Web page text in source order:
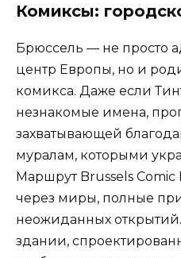
Комиксы:
Брюссель — не просто
центр Европы, но и
комикса. Даже если
незнакомые имена,
захватывающей
муралам, которыми
Маршрут Brussels
через миры, полные
неожиданных
здании,